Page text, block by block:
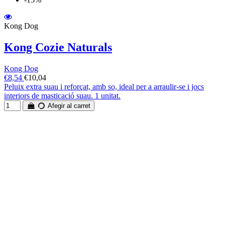
Kong Dog
Kong Cozie Naturals
Kong Dog
€8,54 €10,04
Peluix extra suau i reforçat, amb so, ideal per a arraulir-se i jocs
interiors de masticació suau. 1 unitat.
Afegir al carret